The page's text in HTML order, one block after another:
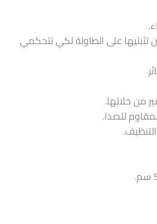
على الطاولة لكي تتحكمي
من خلالها.
للصدا.